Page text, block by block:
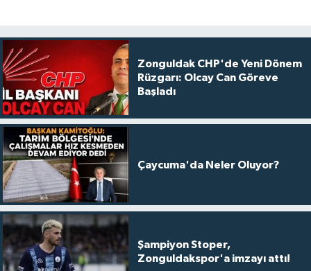
Zonguldak CHP'de Yeni Dönem
Rüzgarı: Olcay Can Göreve
Başladı
Çaycuma'da Neler Oluyor?
Şampiyon Stoper,
Zonguldakspor'a imzayı attı!